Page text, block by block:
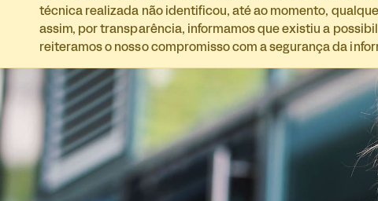
técnica realizada não identificou, até ao momento,
assim, por transparência, informamos que existiu a
reiteramos o nosso compromisso com a segurança da